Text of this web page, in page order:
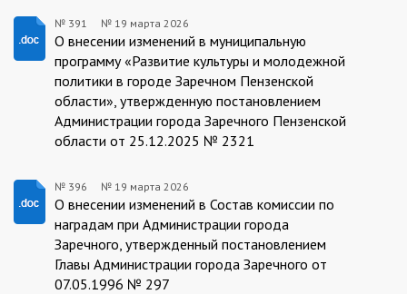
391/19.03.2026
№ 391 № 19 марта 2026
О внесении изменений в муниципальную
программу «Развитие культуры и молодежной
политики в городе Заречном Пензенской
области», утвержденную постановлением
Администрации города Заречного Пензенской
области от 25.12.2025 № 2321
19.03.2026/396
№ 396 № 19 марта 2026
О внесении изменений в Состав комиссии по
наградам при Администрации города
Заречного, утвержденный постановлением
Главы Администрации города Заречного от
07.05.1996 № 297